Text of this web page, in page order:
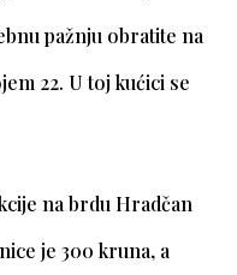
pažnju obratite na
22. U toj kućici se
na brdu Hradčan
je 300 kruna, a